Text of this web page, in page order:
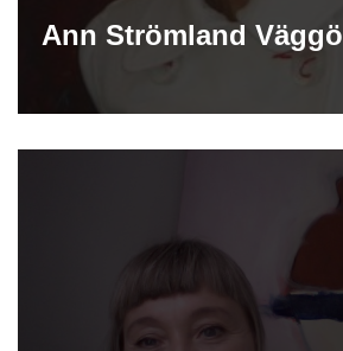
Ann Strömland Väggö